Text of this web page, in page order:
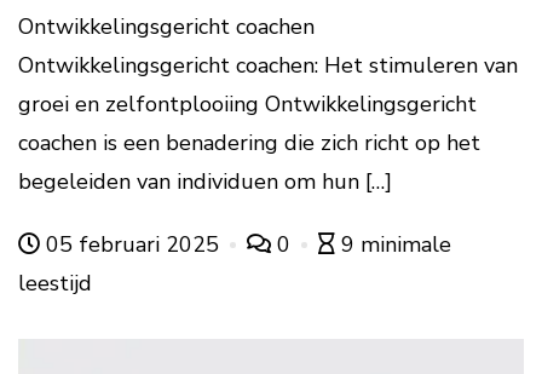
Ontwikkelingsgericht coachen
Ontwikkelingsgericht coachen: Het stimuleren van
groei en zelfontplooiing Ontwikkelingsgericht
coachen is een benadering die zich richt op het
begeleiden van individuen om hun […]
05 februari 2025 0
9 minimale
leestijd